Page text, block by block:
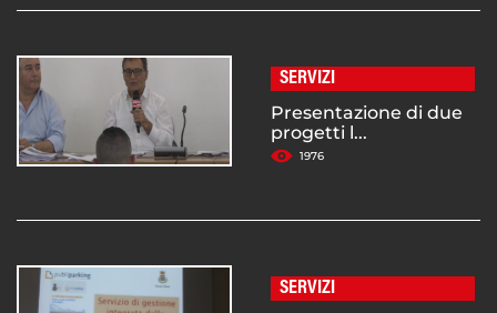
SERVIZI
Presentazione di due
progetti l...
1976
SERVIZI